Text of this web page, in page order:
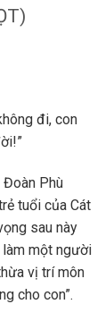
đi, con
Đoàn Phù
tuổi của Cát
sau này
làm một người
vị trí môn
cho con”.